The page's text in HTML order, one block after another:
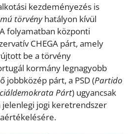
kezdeményezés is
törvényhatályon kívül
folyamatban központi
CHEGA párt, amely
be a törvény
kormány legnagyobb
jobbközép párt, a PSD (Partido
Párt) ugyancsak
jogi keretrendszer